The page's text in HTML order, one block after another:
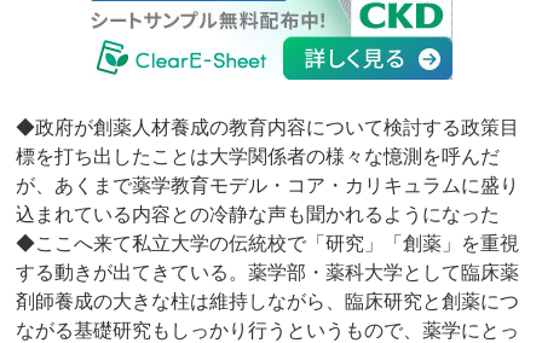
◆政府が創薬人材養成の教育内容について検討する政策目
標を打ち出したことは大学関係者の様々な憶測を呼んだ
が、あくまで薬学教育モデル・コア・カリキュラムに盛り
込まれている内容との冷静な声も聞かれるようになった
◆ここへ来て私立大学の伝統校で「研究」「創薬」を重視
する動きが出てきている。薬学部・薬科大学として臨床薬
剤師養成の大きな柱は維持しながら、臨床研究と創薬につ
ながる基礎研究もしっかり行うというもので、薬学にとっ